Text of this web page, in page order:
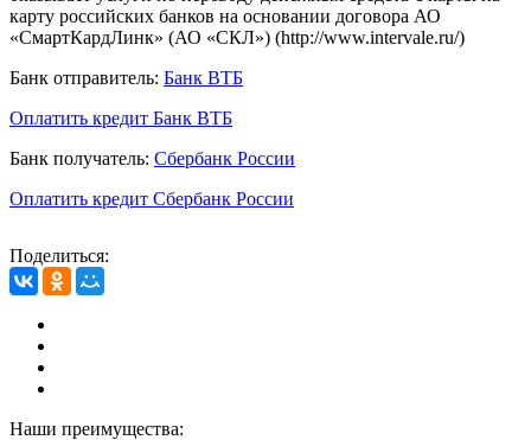
карту российских банков на основании договора АО
«СмартКардЛинк» (АО «СКЛ») (http://www.intervale.ru/)
Банк отправитель: Банк ВТБ
Оплатить кредит Банк ВТБ
Банк получатель: Сбербанк России
Оплатить кредит Сбербанк России
Поделиться:
Наши преимущества: